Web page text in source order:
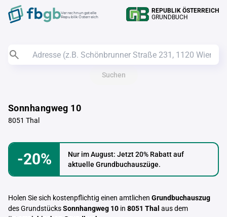
Verrechnungstelle
Republik Österreich
REPUBLIK ÖSTERREICH
GRUNDBUCH
Suchen
Sonnhangweg 10
8051 Thal
-20%
Nur im August: Jetzt 20% Rabatt auf
aktuelle Grundbuchauszüge.
Holen Sie sich kostenpflichtig einen amtlichen Grundbuchauszug
des GrundstücksSonnhangweg 10 in 8051 Thal aus dem